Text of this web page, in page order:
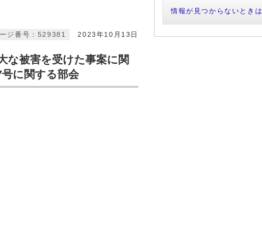
2023年10月13日
ジ番号：529381
被害を受けた事案に関
に関する部会
情報が見つからないときは